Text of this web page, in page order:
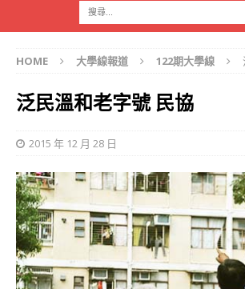
HOME 大學線報道 122期大學線
泛民溫和老字號 民協
2015 年 12 月 28 日